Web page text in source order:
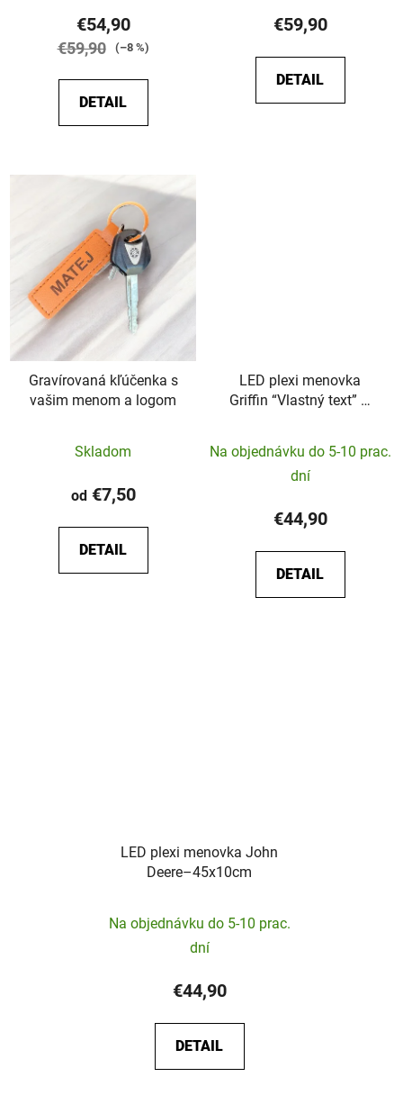
je
5,0
hviezdičiek.
€54,90
€59,90 (–8 %)
DETAIL
je
5,0
z
5
€59,90
DETAIL
Gravírovaná kľúčenka s
vašim menom a logom
Skladom
od€7,50
DETAIL
LED plexi menovka
Griffin “Vlastný text” –
Na objednávku do 5-10 prac.
dní
€44,90
DETAIL
LED plexi menovka John
Deere–45x10cm
Na objednávku do 5-10 prac.
dní
€44,90
DETAIL